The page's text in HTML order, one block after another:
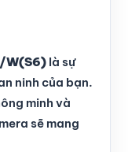
W(S6) là sự
ninh của bạn.
minh và
sẽ mang